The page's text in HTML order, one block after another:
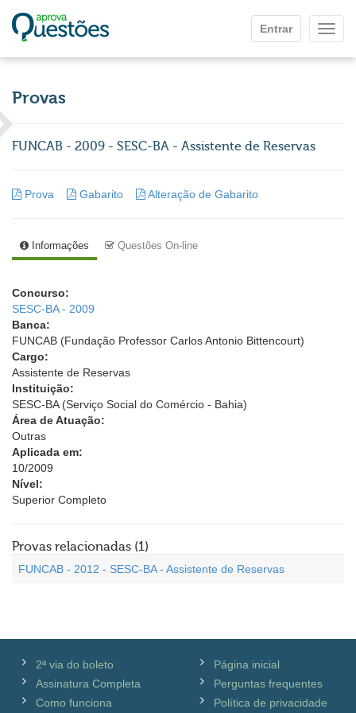
Entrar
Provas
FUNCAB - 2009 - SESC-BA - Assistente de Reservas
Prova Gabarito Alteração de Gabarito
Informações Questões On-line
Concurso:
SESC-BA - 2009
Banca:
FUNCAB (Fundação Professor Carlos Antonio Bittencourt)
Cargo:
Assistente de Reservas
Instituição:
SESC-BA (Serviço Social do Comércio - Bahia)
Área de Atuação:
Outras
Aplicada em:
10/2009
Nível:
Superior Completo
Provas relacionadas (1)
FUNCAB - 2012 - SESC-BA - Assistente de Reservas
2ª via do boleto
Assinatura Completa
Como funciona
Página inicial
Perguntas frequentes
Política de privacidade